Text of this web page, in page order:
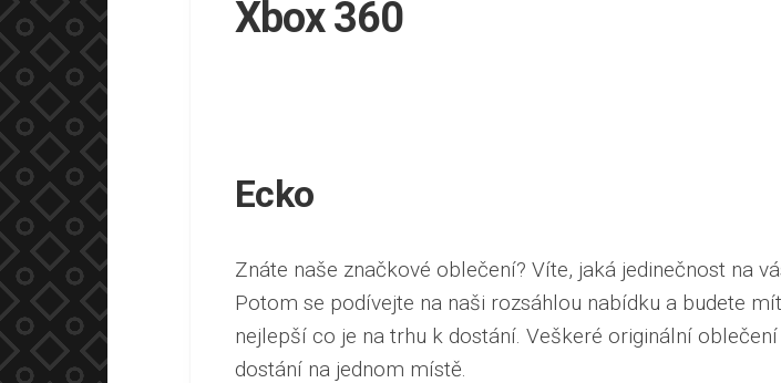
Xbox 360
Ecko
Znáte naše značkové oblečení? Víte, jaká jedinečnost na
Potom se podívejte na naši rozsáhlou nabídku a budete
nejlepší co je na trhu k dostání. Veškeré originální
dostání na jednom místě.